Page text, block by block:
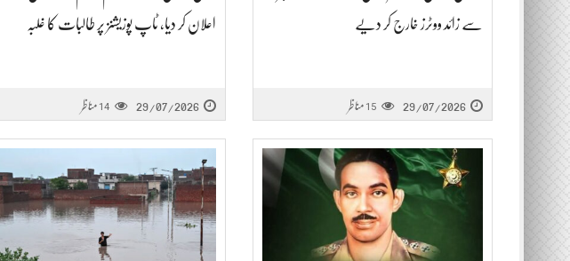
سے زائد ووٹرز خارج کر دیے
29/07/2026
15 مناظر
اعلان کر دیا، ٹاپ پوزیشنز پر طالبات کا غلبہ
29/07/2026
14 مناظر